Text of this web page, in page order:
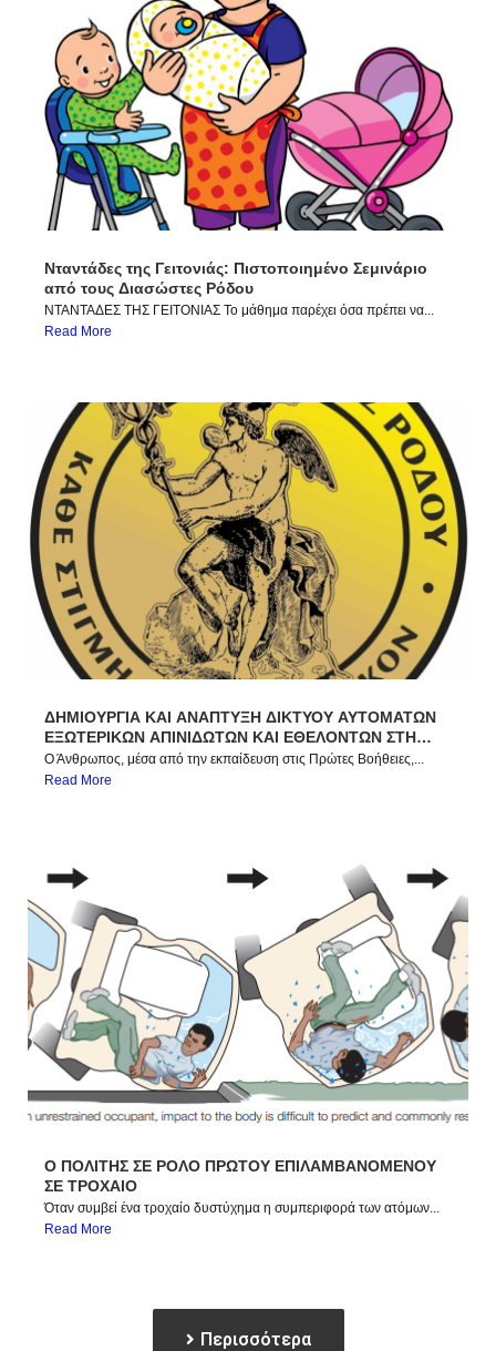
Νταντάδες της Γειτονιάς: Πιστοποιημένο Σεμινάριο
από τους Διασώστες Ρόδου
ΝΤΑΝΤΑΔΕΣ ΤΗΣ ΓΕΙΤΟΝΙΑΣ Το μάθημα παρέχει όσα πρέπει να...
Read More
ΔΗΜΙΟΥΡΓΙΑ ΚΑΙ ΑΝΑΠΤΥΞΗ ΔΙΚΤΥΟΥ ΑΥΤΟΜΑΤΩΝ
ΕΞΩΤΕΡΙΚΩΝ ΑΠΙΝΙΔΩΤΩΝ ΚΑΙ ΕΘΕΛΟΝΤΩΝ ΣΤΗ
ΡΟΔΟ – ΣΧΕΔΙΟ ΔΡΑΣΗΣ 2023 – 2030
Ο Άνθρωπος, μέσα από την εκπαίδευση στις Πρώτες Βοήθειες,...
Read More
Ο ΠΟΛΙΤΗΣ ΣΕ ΡΟΛΟ ΠΡΩΤΟΥ ΕΠΙΛΑΜΒΑΝΟΜΕΝΟΥ
ΣΕ ΤΡΟΧΑΙΟ
Όταν συμβεί ένα τροχαίο δυστύχημα η συμπεριφορά των ατόμων...
Read More
Περισσότερα